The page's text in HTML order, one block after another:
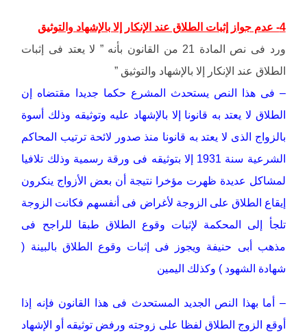
4- عدم جواز إثبات الطلاق عند الإنكار إلا بالإشهاد والتوثيق
ورد فى نص المادة 21 من القانون بأنه ” لا يعتد فى إثبات
الطلاق عند الإنكار إلا بالإشهاد والتوثيق ”
– فى هذا النص يستحدث المشرع حكما جديدا مقتضاه إن
الطلاق لا يعتد به قانونا إلا بالإشهاد عليه وتوثيقه وذلك أسوة
بالزواج الذى لا يعتد به قانونا منذ صدور لائحة ترتيب المحاكم
الشرعية سنة 1931 إلا بتوثيقه فى ورقة رسمية وذلك تلافيا
لمشاكل عديدة ظهرت مؤخرا نتيجة أن بعض الأزواج ينكرون
إيقاع الطلاق على الزوجة لأغراض فى أنفسهم فكانت الزوجة
تلجأ إلى المحكمة لإثبات وقوع الطلاق طبقا للراجح فى
مذهب أبى حنيفة ويجوز فى إثبات وقوع الطلاق بالبينة (
شهادة الشهود ) وكذلك اليمين
– أما بهذا النص الجديد المستحدث فى هذا القانون فإنه إذا
أوقع الزوج الطلاق لفظا على زوجته ورفض توثيقه أو الإشهاد